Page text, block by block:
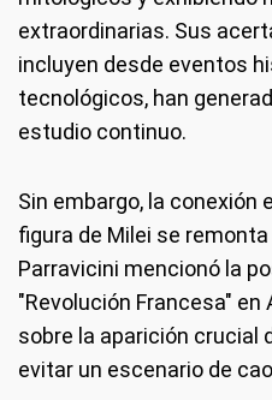
extraordinarias. Sus
incluyen desde eventos
tecnológicos, han
estudio continuo.
Sin embargo, la conexión
figura de Milei se
Parravicini mencionó la
"Revolución Francesa"
sobre la aparición crucial
evitar un escenario de